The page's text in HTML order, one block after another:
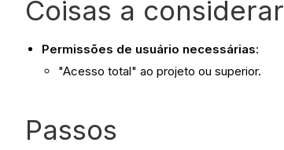
Coisas a considerar
Permissões de usuário necessárias:
"Acesso total" ao projeto ou superior.
Passos